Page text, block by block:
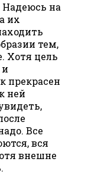
Надеюсь на
их
тем,
Хотя цель
прекрасен
ней
Все
вся
внешне